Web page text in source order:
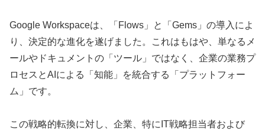
Google Workspaceは、「Flows」と「Gems」の導入によ
り、決定的な進化を遂げました。これはもはや、単なるメ
ールやドキュメントの「ツール」ではなく、企業の業務プ
ロセスとAIによる「知能」を統合する「プラットフォー
ム」です。
この戦略的転換に対し、企業、特にIT戦略担当者および